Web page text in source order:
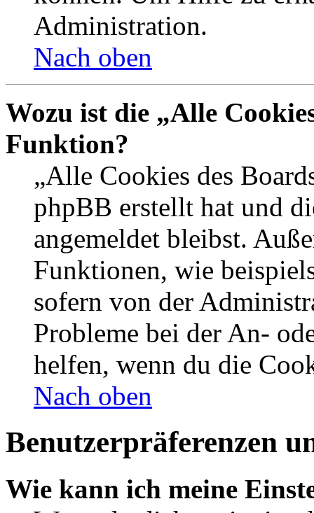
Administration.
Nach oben
Wozu ist die „Alle
Funktion?
„Alle Cookies des
phpBB erstellt hat und
angemeldet bleibst.
Funktionen, wie
sofern von der
Probleme bei der An-
helfen, wenn du die
Nach oben
Benutzerpräferenzen
Wie kann ich meine